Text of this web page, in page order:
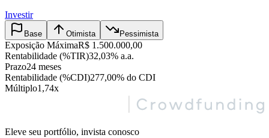
Investir
Base Otimista Pessimista
Exposição MáximaR$ 1.500.000,00
Rentabilidade (%TIR)32,03% a.a.
Prazo24 meses
Rentabilidade (%CDI)277,00% do CDI
Múltiplo1,74x
Eleve seu portfólio, invista conosco